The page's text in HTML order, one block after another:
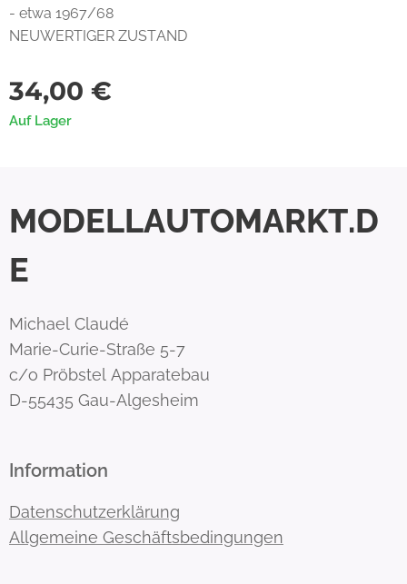
- etwa 1967/68
NEUWERTIGER ZUSTAND
34,00 €
Auf Lager
MODELLAUTOMARKT.D
E
Michael Claudé
Marie-Curie-Straße 5-7
c/o Pröbstel Apparatebau
D-55435 Gau-Algesheim
Information
Datenschutzerklärung
Allgemeine Geschäftsbedingungen